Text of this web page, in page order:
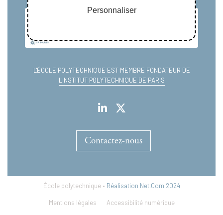
L'ÉCOLE POLYTECHNIQUE EST MEMBRE FONDATEUR DE
L'INSTITUT POLYTECHNIQUE DE PARIS
Contactez-nous
École polytechnique • Réalisation Net.Com 2024
Mentions légales Accessibilité numérique
Personnaliser